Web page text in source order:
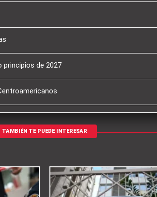
principios de 2027
TAMBIÉN TE PUEDE INTERESAR